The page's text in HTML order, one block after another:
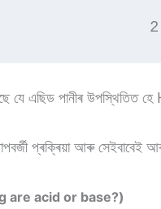
যে এছিড পানীৰ উপস্থিতিত
প্ৰক্ৰিয়া আৰু সেইবাবেই
are acid or base?)